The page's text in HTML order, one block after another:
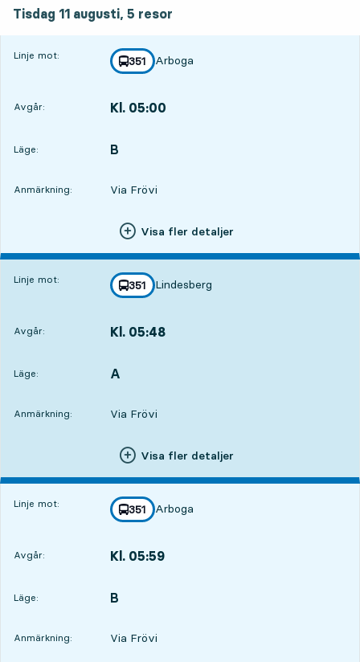
Tisdag 11 augusti, 5 resor
Linje mot: linje
351
mot
Arboga
,
Avgår: Kl. 05:00
Läge:
LÄGE, B
,
Anmärkning: Via Frövi
Visa fler detaljer
Linje mot: linje
351
mot
Lindesberg
,
Avgår: Kl. 05:48
Läge:
LÄGE, A
,
Anmärkning: Via Frövi
Visa fler detaljer
Linje mot: linje
351
mot
Arboga
,
Avgår: Kl. 05:59
Läge:
LÄGE, B
,
Anmärkning: Via Frövi